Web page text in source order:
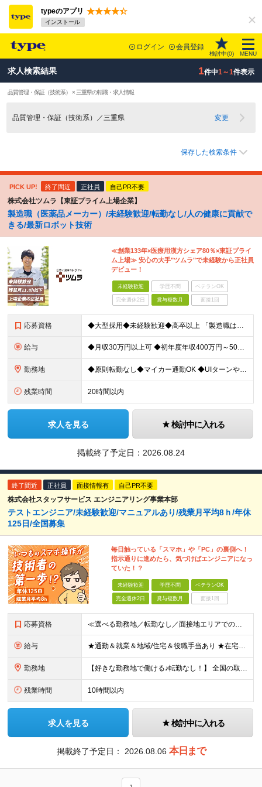
typeのアプリ
インストール
ログイン 会員登録
検討中(0) MENU
求人検索結果 1件中1～1件表示
品質管理・保証（技術系） × 三重県の転職・求人情報
品質管理・保証（技術系）／三重県 変更
保存した検索条件
PICK UP! 終了間近 正社員 自己PR不要
株式会社ツムラ【東証プライム上場企業】
製造職（医薬品メーカー）/未経験歓迎/転勤なし/人の健康に貢献で
きる/最新ロボット技術
≪創業133年×医療用漢方シェア80％×東証プライ
ム上場≫ 安心の大手"ツムラ"で未経験から正社員
デビュー！
未経験歓迎 学歴不問 ベテランOK
完全週休2日 賞与複数月 面接1回
応募資格 ◆大型採用◆未経験歓迎◆高卒以上 「製造職は初めて…」という方でも大丈夫。 イチから丁寧にお教えしますのでご安心ください。 ＼こんなアナタにピッタリ／ ◎「人の健康に貢献したい」という想いがある
給与 ◆月収30万円以上可 ◆初年度年収400万円～500万円想定 月給21万7,080円～22万7,810円＋各種手当＋賞与年2回 ★「手当」や「賞与」が手厚いため、1年目未経験でも年収400万円以上
勤務地 ◆原則転勤なし◆マイカー通勤OK ◆UIターンや移住転職歓迎。Web面接実施中 ＜茨城工場＞ 茨城県稲敷郡阿見町吉原3586 ┗クリーンで働きやすいのが魅力です。 ★豊かな自然と便利な生活環境が調
残業時間 20時間以内
求人を見る 検討中に入れる
掲載終了予定日： 2026.08.24
終了間近 正社員 面接情報有 自己PR不要
株式会社スタッフサービス エンジニアリング事業本部
テストエンジニア/未経験歓迎/マニュアルあり/残業月平均8ｈ/年休
125日/全国募集
毎日触っている「スマホ」や「PC」の裏側へ！
指示通りに進めたら、気づけばエンジニアになっ
ていた！？
未経験歓迎 学歴不問 ベテランOK
完全週休2日 賞与複数月 面接1回
応募資格 ≪選べる勤務地／転勤なし／面接地エリアでの就業率92％以上≫ ※学歴不問 ◆経験は一切問いません ◆転職回数・ブランク期間も不問 ◆面接というよりは“リラックス面談”です ≪こんな方をお待ちしてい
給与 ★通勤＆就業＆地域/住宅＆役職手当あり ★在宅勤務実績あり ★残業代は全額支給 ★選べる給与制度あり！ ■東京・神奈川・千葉・埼玉勤務の場合 月給24.5万円～55万円＋諸手当 （残業代は全額支給）
勤務地 【好きな勤務地で働ける♪転勤なし！】 全国の取引先での就業となります（沖縄を除く） ★面接地エリアでの就業率92％以上！ 『地元で働きたい』『通いやすいところで働きたい』といった希望に、業界トップ
残業時間 10時間以内
求人を見る 検討中に入れる
掲載終了予定日： 2026.08.06 本日まで